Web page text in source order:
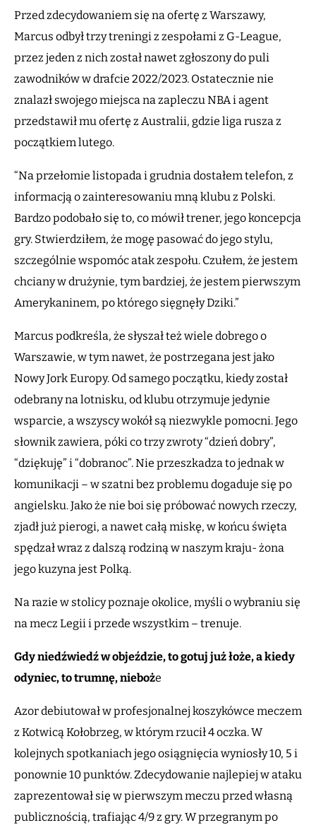
Przed zdecydowaniem się na ofertę z Warszawy,
Marcus odbył trzy treningi z zespołami z G-League,
przez jeden z nich został nawet zgłoszony do puli
zawodników w drafcie 2022/2023. Ostatecznie nie
znalazł swojego miejsca na zapleczu NBA i agent
przedstawił mu ofertę z Australii, gdzie liga rusza z
początkiem lutego.
“Na przełomie listopada i grudnia dostałem telefon, z
informacją o zainteresowaniu mną klubu z Polski.
Bardzo podobało się to, co mówił trener, jego koncepcja
gry. Stwierdziłem, że mogę pasować do jego stylu,
szczególnie wspomóc atak zespołu. Czułem, że jestem
chciany w drużynie, tym bardziej, że jestem pierwszym
Amerykaninem, po którego sięgnęły Dziki.”
Marcus podkreśla, że słyszał też wiele dobrego o
Warszawie, w tym nawet, że postrzegana jest jako
Nowy Jork Europy. Od samego początku, kiedy został
odebrany na lotnisku, od klubu otrzymuje jedynie
wsparcie, a wszyscy wokół są niezwykle pomocni. Jego
słownik zawiera, póki co trzy zwroty “dzień dobry”,
“dziękuję” i “dobranoc”. Nie przeszkadza to jednak w
komunikacji – w szatni bez problemu dogaduje się po
angielsku. Jako że nie boi się próbować nowych rzeczy,
zjadł już pierogi, a nawet całą miskę, w końcu święta
spędzał wraz z dalszą rodziną w naszym kraju- żona
jego kuzyna jest Polką.
Na razie w stolicy poznaje okolice, myśli o wybraniu się
na mecz Legii i przede wszystkim – trenuje.
Gdy niedźwiedź w objeździe, to gotuj już łoże, a kiedy
odyniec, to trumnę, nieboże
Azor debiutował w profesjonalnej koszykówce meczem
z Kotwicą Kołobrzeg, w którym rzucił 4 oczka. W
kolejnych spotkaniach jego osiągnięcia wyniosły 10, 5 i
ponownie 10 punktów. Zdecydowanie najlepiej w ataku
zaprezentował się w pierwszym meczu przed własną
publicznością, trafiając 4/9 z gry. W przegranym po